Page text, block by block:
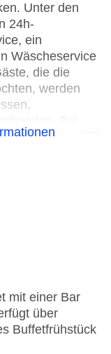
Unter den
24h-
ein
Wäscheservice
die die
werden
gerne
2001
mit einer Bar
über
Buffetfrühstück